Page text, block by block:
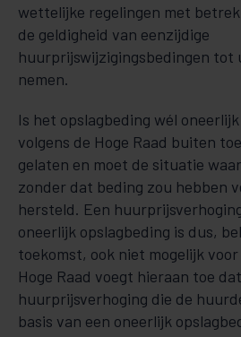
wettelijke regelingen met
de geldigheid van eenzijdige
huurprijswijzigingsbedingen tot
nemen.
Is het opslagbeding wél
volgens de Hoge Raad buiten
gelaten en moet de situatie
zonder dat beding zou hebben
hersteld. Een
oneerlijk opslagbeding is dus,
toekomst, ook niet mogelijk
Hoge Raad voegt hieraan toe
huurprijsverhoging die de
basis van een oneerlijk